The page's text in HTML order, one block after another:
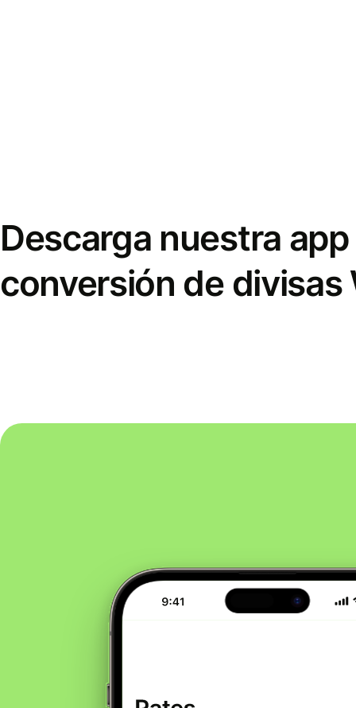
Descarga nuestra
conversión de divisas